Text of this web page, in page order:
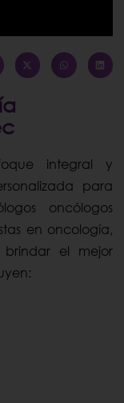
integral y
para
oncólogos
en oncología,
el mejor